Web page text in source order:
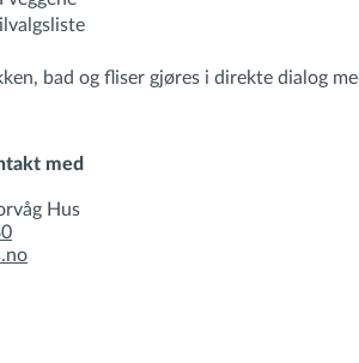
bad og fliser gjøres i direkte dialog
med
Hus